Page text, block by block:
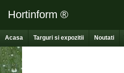
Hortinform ®
Acasa Targuri si expozitii Noutati